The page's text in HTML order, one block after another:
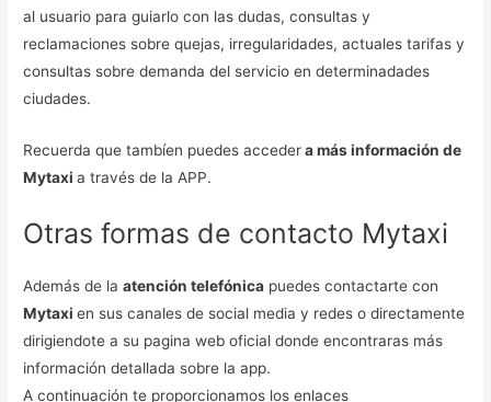
al usuario para guiarlo con las dudas, consultas y
reclamaciones sobre quejas, irregularidades, actuales tarifas y
consultas sobre demanda del servicio en determinadades
ciudades.
Recuerda que tambíen puedes accedera más información de
Mytaxia través de la APP.
Otras formas de contacto Mytaxi
Además de laatención telefónica puedes contactarte con
Mytaxien sus canales de social media y redes o directamente
dirigiendote a su pagina web oficial donde encontraras más
información detallada sobre la app.
A continuación te proporcionamos los enlaces